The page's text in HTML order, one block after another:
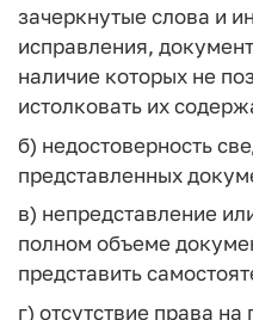
зачеркнутые слова и
исправления,
наличие которых не
истолковать их
б) недостоверность
представленных
в) непредставление
полном объеме
представить
г) отсутствие права